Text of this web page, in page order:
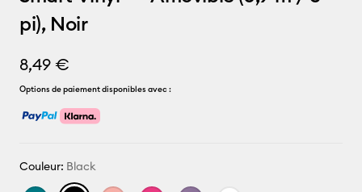
pi), Noir
8,49 €
Options de paiement disponibles avec :
Couleur: Black